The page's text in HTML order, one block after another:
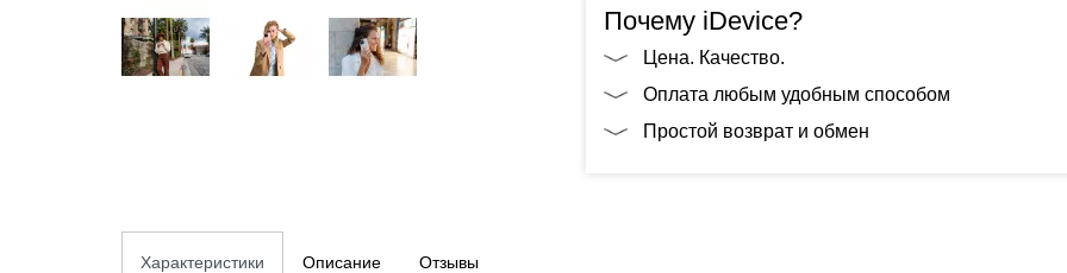
Почему iDevice?
Цена. Качество.
Оплата любым удобным способом
Простой возврат и обмен
Описание
Характеристики Отзывы